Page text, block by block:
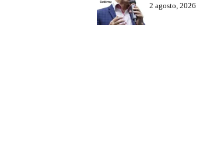
2 agosto, 2026